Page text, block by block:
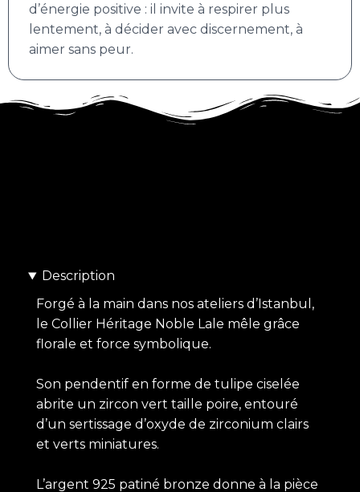
d’énergie positive : il invite à respirer plus
lentement, à décider avec discernement, à
aimer sans peur.
Description
Forgé à la main dans nos ateliers d’Istanbul,
le Collier Héritage Noble Lale mêle grâce
florale et force symbolique.
Son pendentif en forme de tulipe ciselée
abrite un zircon vert taille poire, entouré
d’un sertissage d’oxyde de zirconium clairs
et verts miniatures.
L’argent 925 patiné bronze donne à la pièce